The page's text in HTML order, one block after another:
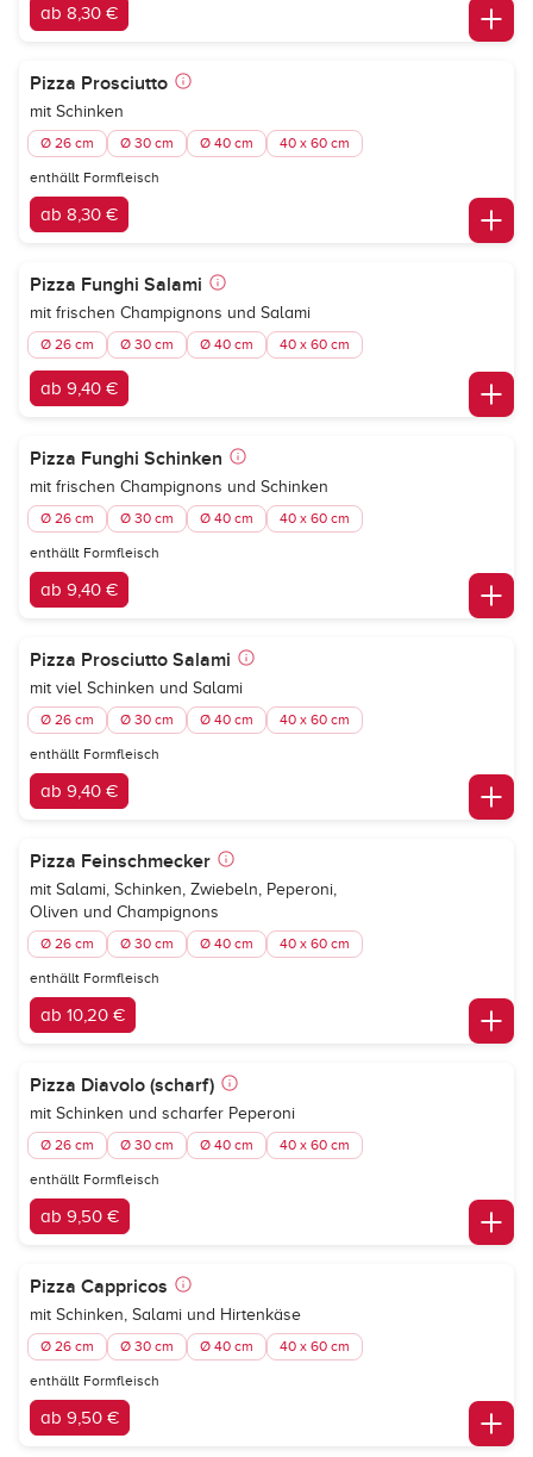
ab 8,30 €
Pizza Prosciutto
mit Schinken
Ø 26 cm Ø 30 cm Ø 40 cm 40 x 60 cm
enthällt Formfleisch
ab 8,30 €
Pizza Funghi Salami
mit frischen Champignons und Salami
Ø 26 cm Ø 30 cm Ø 40 cm 40 x 60 cm
ab 9,40 €
Pizza Funghi Schinken
mit frischen Champignons und Schinken
Ø 26 cm Ø 30 cm Ø 40 cm 40 x 60 cm
enthällt Formfleisch
ab 9,40 €
Pizza Prosciutto Salami
mit viel Schinken und Salami
Ø 26 cm Ø 30 cm Ø 40 cm 40 x 60 cm
enthällt Formfleisch
ab 9,40 €
Pizza Feinschmecker
mit Salami, Schinken, Zwiebeln, Peperoni,
Oliven und Champignons
Ø 26 cm Ø 30 cm Ø 40 cm 40 x 60 cm
enthällt Formfleisch
ab 10,20 €
Pizza Diavolo (scharf)
mit Schinken und scharfer Peperoni
Ø 26 cm Ø 30 cm Ø 40 cm 40 x 60 cm
enthällt Formfleisch
ab 9,50 €
Pizza Cappricos
mit Schinken, Salami und Hirtenkäse
Ø 26 cm Ø 30 cm Ø 40 cm 40 x 60 cm
enthällt Formfleisch
ab 9,50 €